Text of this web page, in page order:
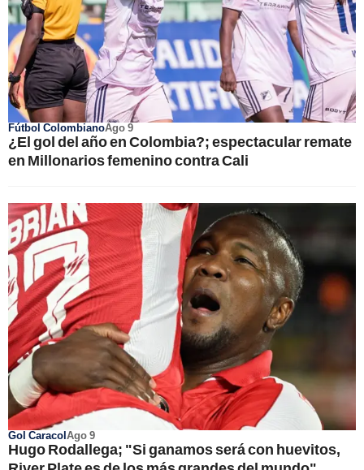
Fútbol ColombianoAgo 9
¿El gol del año en Colombia?; espectacular remate
en Millonarios femenino contra Cali
Gol CaracolAgo 9
Hugo Rodallega; "Si ganamos será con huevitos,